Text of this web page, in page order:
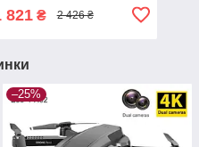
821₴ 2 426 ₴
–25%